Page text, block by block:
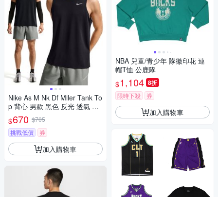
Nike As M Nk Df Miler Tank To
p 背心 男款 黑色 反光 透氣 無
袖 IF2019-010
$670 $705
挑戰低價
券
加入購物車
NBA 兒童/青少年 隊徽印花 連
帽T恤 公鹿隊
$1,104 8折
限時下殺 券
加入購物車